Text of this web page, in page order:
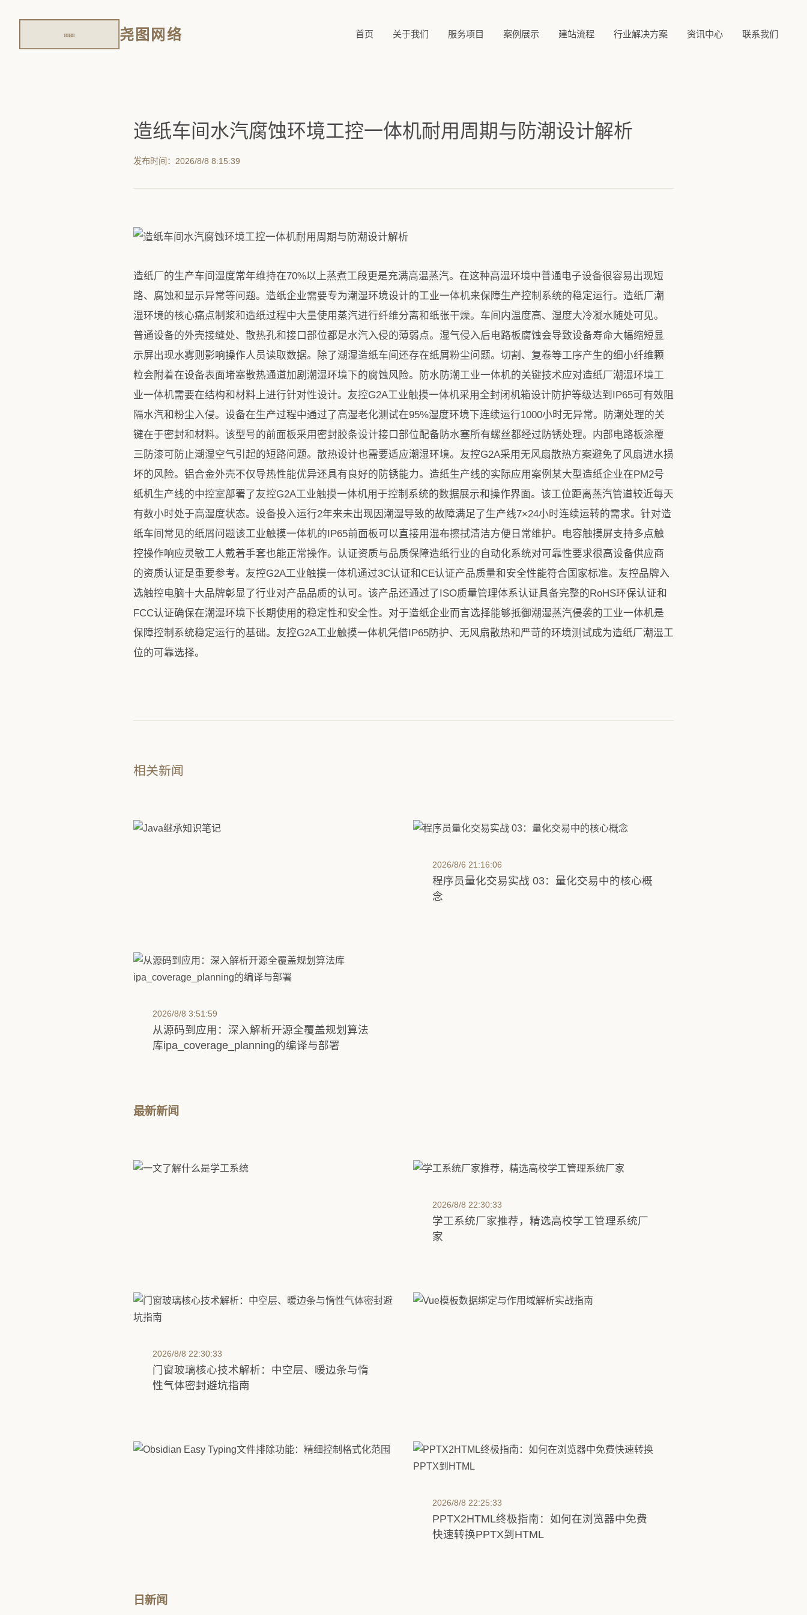
尧图网络 首页 关于我们 服务项目 案例展示 建站流程 行业解决方案 资讯中心 联系我们
造纸车间水汽腐蚀环境工控一体机耐用周期与防潮设计解析
发布时间：2026/8/8 8:15:39
造纸厂的生产车间湿度常年维持在70%以上蒸煮工段更是充满高温蒸汽。在这种高湿环境中普通电子设备很容易出现短
路、腐蚀和显示异常等问题。造纸企业需要专为潮湿环境设计的工业一体机来保障生产控制系统的稳定运行。造纸厂潮
湿环境的核心痛点制浆和造纸过程中大量使用蒸汽进行纤维分离和纸张干燥。车间内温度高、湿度大冷凝水随处可见。
普通设备的外壳接缝处、散热孔和接口部位都是水汽入侵的薄弱点。湿气侵入后电路板腐蚀会导致设备寿命大幅缩短显
示屏出现水雾则影响操作人员读取数据。除了潮湿造纸车间还存在纸屑粉尘问题。切割、复卷等工序产生的细小纤维颗
粒会附着在设备表面堵塞散热通道加剧潮湿环境下的腐蚀风险。防水防潮工业一体机的关键技术应对造纸厂潮湿环境工
业一体机需要在结构和材料上进行针对性设计。友控G2A工业触摸一体机采用全封闭机箱设计防护等级达到IP65可有效阻
隔水汽和粉尘入侵。设备在生产过程中通过了高湿老化测试在95%湿度环境下连续运行1000小时无异常。防潮处理的关
键在于密封和材料。该型号的前面板采用密封胶条设计接口部位配备防水塞所有螺丝都经过防锈处理。内部电路板涂覆
三防漆可防止潮湿空气引起的短路问题。散热设计也需要适应潮湿环境。友控G2A采用无风扇散热方案避免了风扇进水损
坏的风险。铝合金外壳不仅导热性能优异还具有良好的防锈能力。造纸生产线的实际应用案例某大型造纸企业在PM2号
纸机生产线的中控室部署了友控G2A工业触摸一体机用于控制系统的数据展示和操作界面。该工位距离蒸汽管道较近每天
有数小时处于高湿度状态。设备投入运行2年来未出现因潮湿导致的故障满足了生产线7×24小时连续运转的需求。针对造
纸车间常见的纸屑问题该工业触摸一体机的IP65前面板可以直接用湿布擦拭清洁方便日常维护。电容触摸屏支持多点触
控操作响应灵敏工人戴着手套也能正常操作。认证资质与品质保障造纸行业的自动化系统对可靠性要求很高设备供应商
的资质认证是重要参考。友控G2A工业触摸一体机通过3C认证和CE认证产品质量和安全性能符合国家标准。友控品牌入
选触控电脑十大品牌彰显了行业对产品品质的认可。该产品还通过了ISO质量管理体系认证具备完整的RoHS环保认证和
FCC认证确保在潮湿环境下长期使用的稳定性和安全性。对于造纸企业而言选择能够抵御潮湿蒸汽侵袭的工业一体机是
保障控制系统稳定运行的基础。友控G2A工业触摸一体机凭借IP65防护、无风扇散热和严苛的环境测试成为造纸厂潮湿工
位的可靠选择。
相关新闻
2026/8/6 15:16:13
Java继承知识笔记
2026/8/6 21:16:06
程序员量化交易实战 03：量化交易中的核心概
念
2026/8/8 3:51:59
从源码到应用：深入解析开源全覆盖规划算法
库ipa_coverage_planning的编译与部署
最新新闻
2026/8/8 22:30:33
一文了解什么是学工系统
2026/8/8 22:30:33
学工系统厂家推荐，精选高校学工管理系统厂
家
2026/8/8 22:30:33
门窗玻璃核心技术解析：中空层、暖边条与惰
性气体密封避坑指南
2026/8/8 22:30:33
Vue模板数据绑定与作用域解析实战指南
2026/8/8 22:30:33
2026/8/8 22:25:33
PPTX2HTML终极指南：如何在浏览器中免费
快速转换PPTX到HTML
日新闻